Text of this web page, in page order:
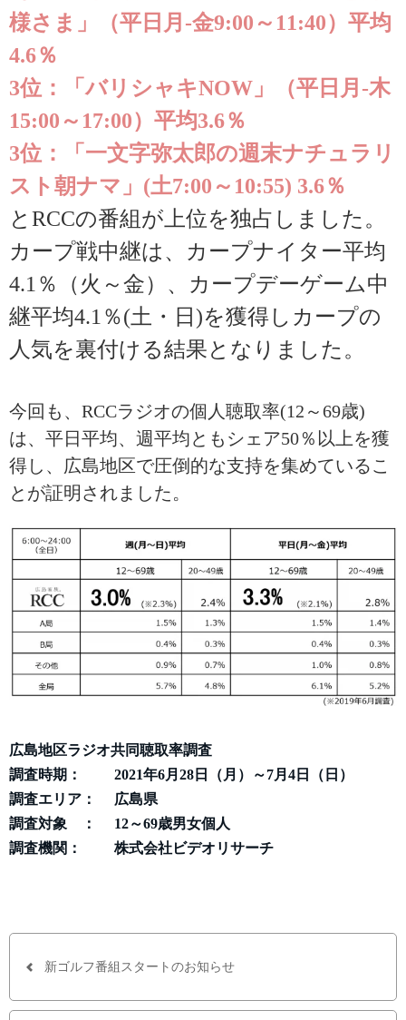
様さま」（平日月-金9:00～11:40）平均
4.6％
3位：「バリシャキNOW」（平日月-木
15:00～17:00）平均3.6％
3位：「一文字弥太郎の週末ナチュラリ
スト朝ナマ」(土7:00～10:55) 3.6％
とRCCの番組が上位を独占しました。
カープ戦中継は、カープナイター平均
4.1％（火～金）、カープデーゲーム中
継平均4.1％(土・日)を獲得しカープの
人気を裏付ける結果となりました。
今回も、RCCラジオの個人聴取率(12～69歳)
は、平日平均、週平均ともシェア50％以上を獲
得し、広島地区で圧倒的な支持を集めているこ
とが証明されました。
広島地区ラジオ共同聴取率調査
調査時期： 2021年6月28日（月）～7月4日（日）
調査エリア： 広島県
調査対象 ： 12～69歳男女個人
調査機関： 株式会社ビデオリサーチ
新ゴルフ番組スタートのお知らせ